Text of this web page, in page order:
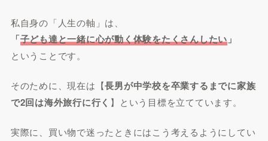
私自身の「人生の軸」は、
「子ども達と一緒に心が動く体験をたくさんしたい 」
ということです。
そのために、現在は【長男が中学校を卒業するまでに家族
で2回は海外旅行に行く 】という目標を立てています。
実際に、買い物で迷ったときにはこう考えるようにしてい